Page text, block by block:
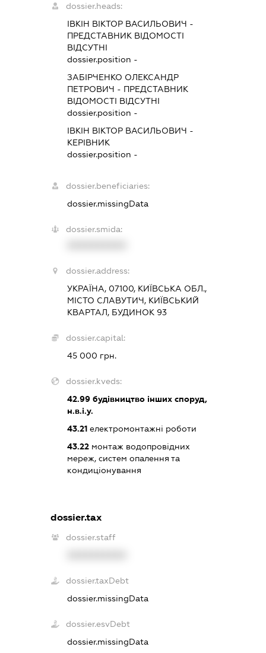
dossier.heads:
ІВКІН ВІКТОР ВАСИЛЬОВИЧ -
ПРЕДСТАВНИК ВІДОМОСТІ
ВІДСУТНІ
dossier.position -
ЗАБІРЧЕНКО ОЛЕКСАНДР
ПЕТРОВИЧ - ПРЕДСТАВНИК
ВІДОМОСТІ ВІДСУТНІ
dossier.position -
ІВКІН ВІКТОР ВАСИЛЬОВИЧ -
КЕРІВНИК
dossier.position -
dossier.beneficiaries:
dossier.missingData
dossier.smida:
dossier.address:
УКРАЇНА, 07100, КИЇВСЬКА ОБЛ.,
МІСТО СЛАВУТИЧ, КИЇВСЬКИЙ
КВАРТАЛ, БУДИНОК 93
dossier.capital:
45 000 грн.
dossier.kveds:
42.99будівництво інших споруд,
н.в.і.у.
43.21електромонтажні роботи
43.22монтаж водопровідних
мереж, систем опалення та
кондиціонування
dossier.tax
dossier.staff
dossier.taxDebt
dossier.missingData
dossier.esvDebt
dossier.missingData